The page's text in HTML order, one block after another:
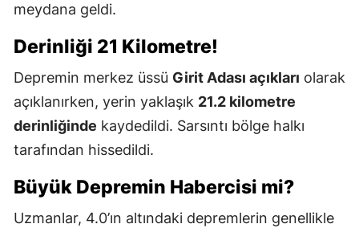
meydana geldi.
Derinliği 21 Kilometre!
Depremin merkez üssü Girit Adası açıkları olarak
açıklanırken, yerin yaklaşık 21.2 kilometre
derinliğinde kaydedildi. Sarsıntı bölge halkı
tarafından hissedildi.
Büyük Depremin Habercisi mi?
Uzmanlar, 4.0’ın altındaki depremlerin genellikle